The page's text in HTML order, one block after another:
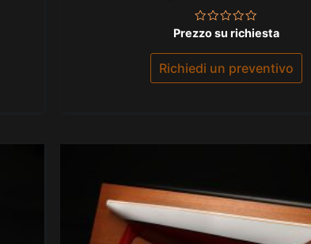
Valutato
su
5
Prezzo su richiesta
Richiedi un preventivo